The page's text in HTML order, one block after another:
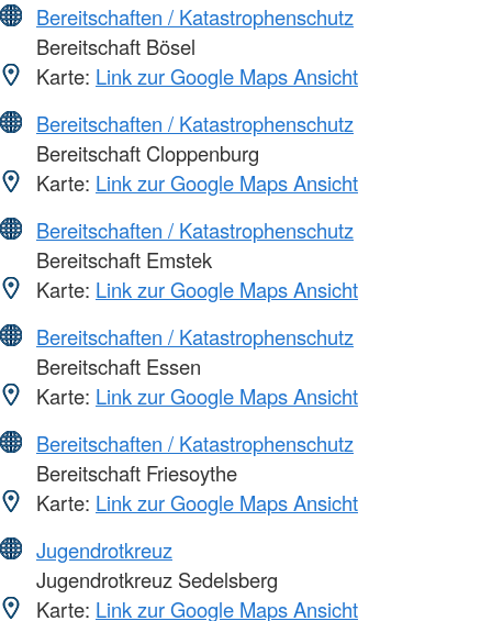
Bereitschaften / Katastrophenschutz
Bereitschaft Bösel
Karte: Link zur Google Maps Ansicht
Bereitschaften / Katastrophenschutz
Bereitschaft Cloppenburg
Karte: Link zur Google Maps Ansicht
Bereitschaften / Katastrophenschutz
Bereitschaft Emstek
Karte: Link zur Google Maps Ansicht
Bereitschaften / Katastrophenschutz
Bereitschaft Essen
Karte: Link zur Google Maps Ansicht
Bereitschaften / Katastrophenschutz
Bereitschaft Friesoythe
Karte: Link zur Google Maps Ansicht
Jugendrotkreuz
Jugendrotkreuz Sedelsberg
Karte: Link zur Google Maps Ansicht